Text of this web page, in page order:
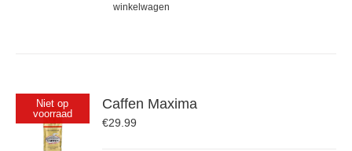
winkelwagen
Niet op
voorraad
Caffen Maxima
€29.99